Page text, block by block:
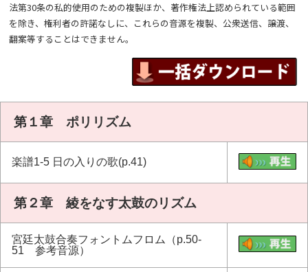
法第30条の私的使用のための複製ほか、著作権法上認められている範囲
を除き、権利者の許諾なしに、これらの音源を複製、公衆送信、譲渡、
翻案等することはできません。
第１章 ポリリズム
楽譜1-5 日の入りの歌(p.41)
第２章 綾をなす太鼓のリズム
宮廷太鼓合奏フォントムフロム（p.50-
51 参考音源）